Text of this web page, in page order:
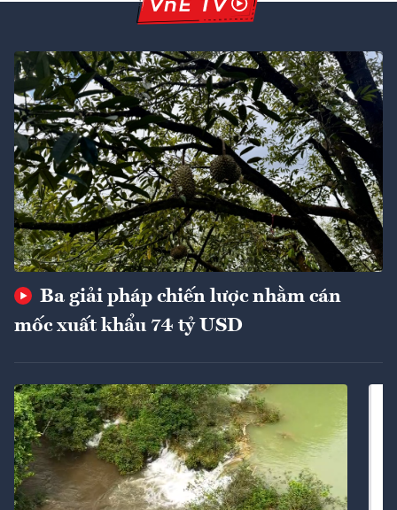
Ba giải pháp chiến lược nhằm cán
mốc xuất khẩu 74 tỷ USD